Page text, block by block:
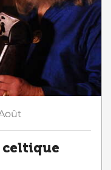
celtique